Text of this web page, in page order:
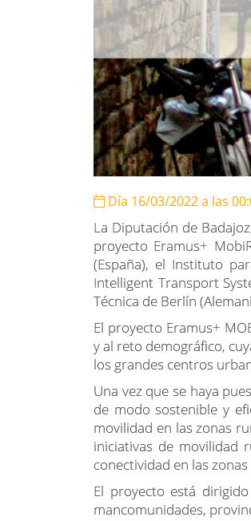
Día 16/03/2022 a las
La Diputación de
proyecto Eramus+
(España), el Instituto
Intelligent Transport
Técnica de Berlín
El proyecto Eramus+
y al reto demográfico,
los grandes centros
Una vez que se haya
de modo sostenible y
movilidad en las zonas
iniciativas de movilidad
conectividad en las
El proyecto está
mancomunidades,